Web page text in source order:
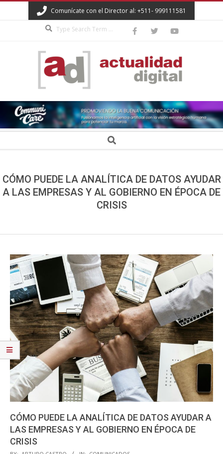
to
Comunícate con el Director al: +511- 999111581
ACTUALIDAD
DIGITAL Search
CÓMO PUEDE LA ANALÍTICA DE DATOS AYUDAR
A LAS EMPRESAS Y AL GOBIERNO EN ÉPOCA DE
CRISIS
CÓMO PUEDE LA ANALÍTICA DE DATOS AYUDAR A
LAS EMPRESAS Y AL GOBIERNO EN ÉPOCA DE
CRISIS